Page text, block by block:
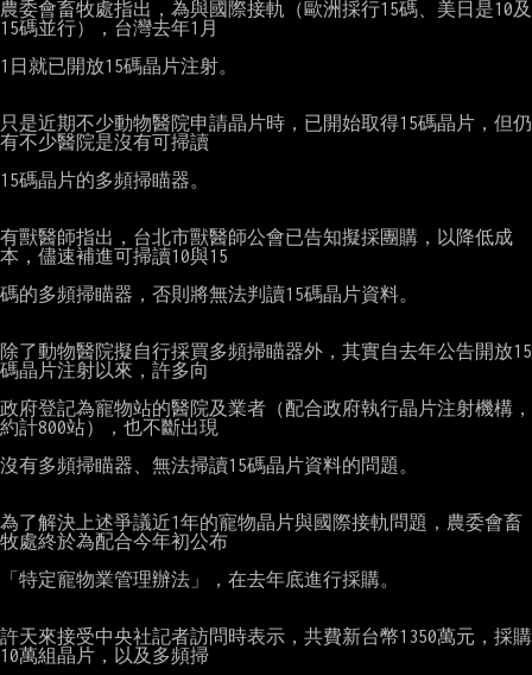
農委會畜牧處指出，為與國際接軌（歐洲採行15碼、美日是10及
15碼並行），台灣去年1月
1日就已開放15碼晶片注射。
只是近期不少動物醫院申請晶片時，已開始取得15碼晶片，但仍
有不少醫院是沒有可掃讀
15碼晶片的多頻掃瞄器。
有獸醫師指出，台北市獸醫師公會已告知擬採團購，以降低成
本，儘速補進可掃讀10與15
碼的多頻掃瞄器，否則將無法判讀15碼晶片資料。
除了動物醫院擬自行採買多頻掃瞄器外，其實自去年公告開放15
碼晶片注射以來，許多向
政府登記為寵物站的醫院及業者（配合政府執行晶片注射機構，
約計800站），也不斷出現
沒有多頻掃瞄器、無法掃讀15碼晶片資料的問題。
為了解決上述爭議近1年的寵物晶片與國際接軌問題，農委會畜
牧處終於為配合今年初公布
「特定寵物業管理辦法」，在去年底進行採購。
許天來接受中央社記者訪問時表示，共費新台幣1350萬元，採購
10萬組晶片，以及多頻掃